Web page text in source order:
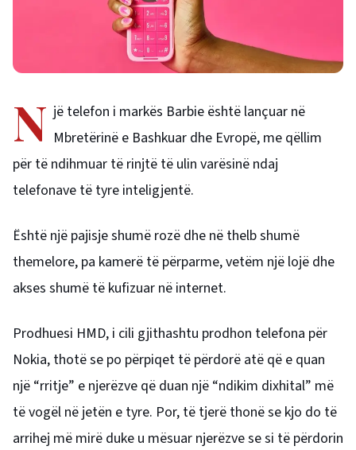
N jë telefon i markës Barbie është lançuar në
Mbretërinë e Bashkuar dhe Evropë, me qëllim
për të ndihmuar të rinjtë të ulin varësinë ndaj
telefonave të tyre inteligjentë.
Është një pajisje shumë rozë dhe në thelb shumë
themelore, pa kamerë të përparme, vetëm një lojë dhe
akses shumë të kufizuar në internet.
Prodhuesi HMD, i cili gjithashtu prodhon telefona për
Nokia, thotë se po përpiqet të përdorë atë që e quan
një “rritje” e njerëzve që duan një “ndikim dixhital” më
të vogël në jetën e tyre. Por, të tjerë thonë se kjo do të
arrihej më mirë duke u mësuar njerëzve se si të përdorin